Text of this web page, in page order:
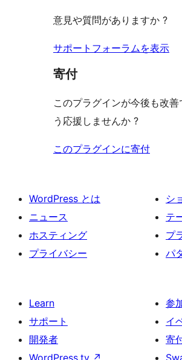
ー
ュ
ー
意見や質問がありますか ?
サポートフォーラムを表示
寄付
このプラグインが今後も改善
う応援しませんか ?
このプラグインに寄付
WordPress とは
ニュース
ホスティング
プライバシー
シ
テ
プ
パ
Learn
サポート
開発者
参
イ
寄